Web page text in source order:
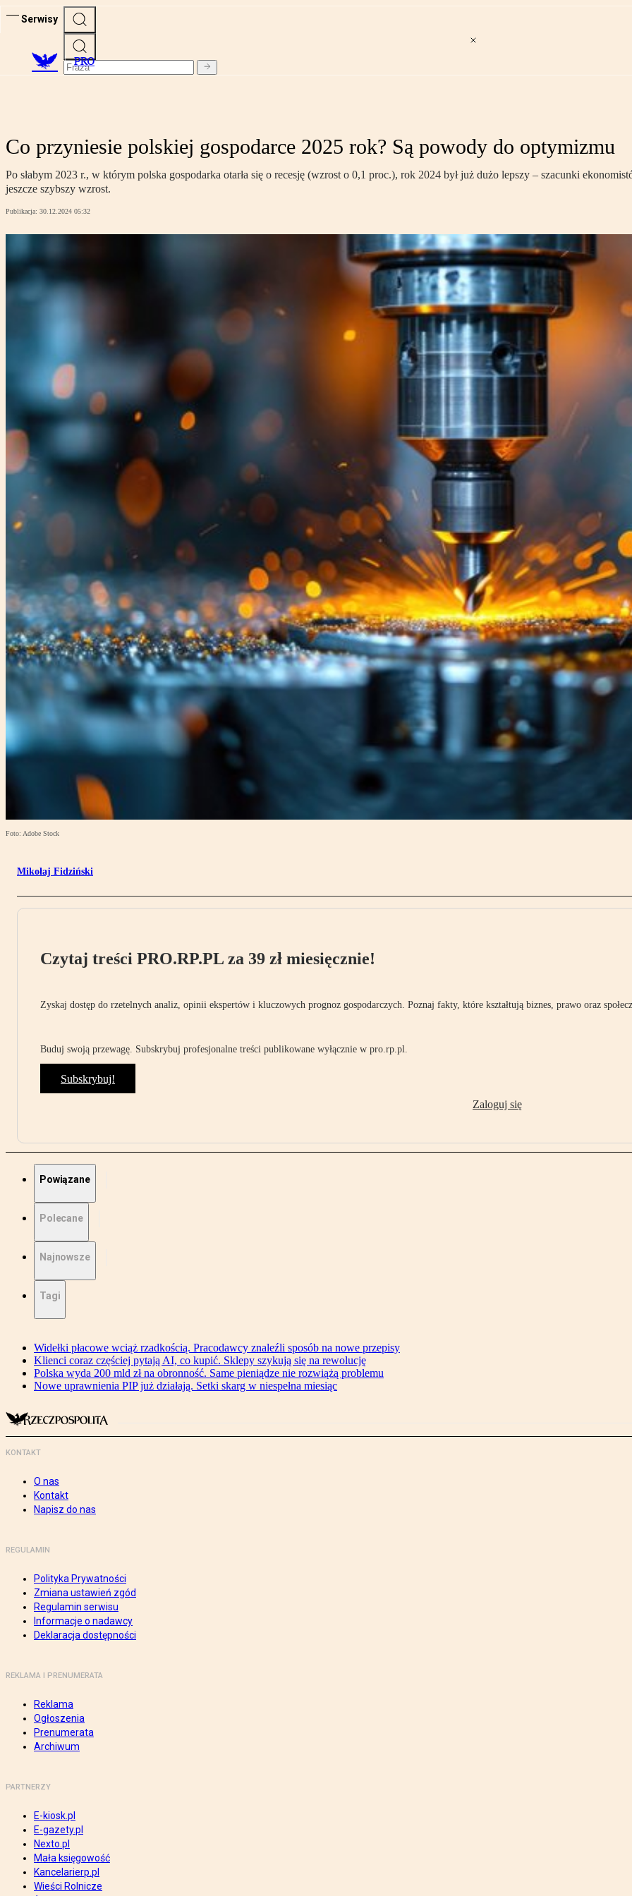
Serwisy
PRO
Co przyniesie polskiej gospodarce 2025 rok? Są powody do optymizmu
Po słabym 2023 r., w którym polska gospodarka otarła się o recesję (wzrost o 0,1 proc.), rok 2024 był już dużo lepszy – szacunki
jeszcze szybszy wzrost.
Publikacja: 30.12.2024 05:32
Foto: Adobe Stock
Mikołaj Fidziński
Czytaj treści PRO.RP.PL za 39 zł miesięcznie!
Zyskaj dostęp do rzetelnych analiz, opinii ekspertów i kluczowych prognoz gospodarczych. Poznaj fakty, które kształtują biznes, prawo oraz
Buduj swoją przewagę. Subskrybuj profesjonalne treści publikowane wyłącznie w pro.rp.pl.
Subskrybuj!
Zaloguj się
Powiązane
Polecane
Najnowsze
Tagi
Widełki płacowe wciąż rzadkością. Pracodawcy znaleźli sposób na nowe przepisy
Klienci coraz częściej pytają AI, co kupić. Sklepy szykują się na rewolucję
Polska wyda 200 mld zł na obronność. Same pieniądze nie rozwiążą problemu
Nowe uprawnienia PIP już działają. Setki skarg w niespełna miesiąc
KONTAKT
O nas
Kontakt
Napisz do nas
REGULAMIN
Polityka Prywatności
Zmiana ustawień zgód
Regulamin serwisu
Informacje o nadawcy
Deklaracja dostępności
REKLAMA I PRENUMERATA
Reklama
Ogłoszenia
Prenumerata
Archiwum
PARTNERZY
E-kiosk.pl
E-gazety.pl
Nexto.pl
Mała księgowość
Kancelarierp.pl
Wieści Rolnicze